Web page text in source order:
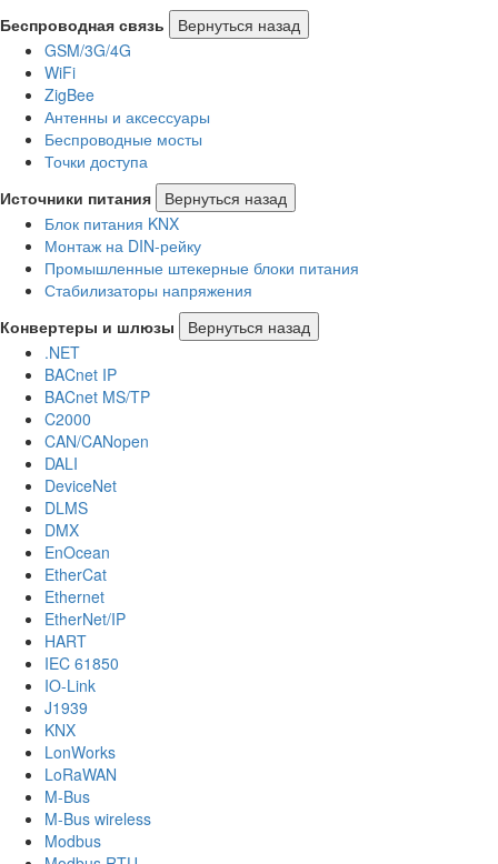
Беспроводная связь
Вернуться назад
GSM/3G/4G
WiFi
ZigBee
Антенны и аксессуары
Беспроводные мосты
Точки доступа
Источники питания
Вернуться назад
Блок питания KNX
Монтаж на DIN-рейку
Промышленные штекерные блоки питания
Стабилизаторы напряжения
Конвертеры и шлюзы
Вернуться назад
.NET
BACnet IP
BACnet MS/TP
C2000
CAN/CANopen
DALI
DeviceNet
DLMS
DMX
EnOcean
EtherCat
Ethernet
EtherNet/IP
HART
IEC 61850
IO-Link
J1939
KNX
LonWorks
LoRaWAN
M-Bus
M-Bus wireless
Modbus